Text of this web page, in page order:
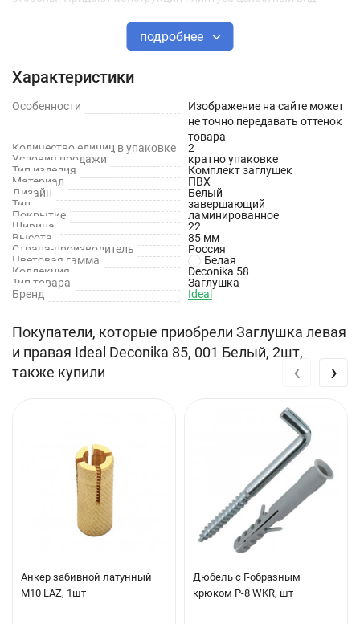
Технические характеристики
Цвет: Белый
подробнее
Характеристики
Особенности
Изображение на сайте может
не точно передавать оттенок
товара
Количество единиц в упаковке
2
Условия продажи
кратно упаковке
Тип изделия
Комплект заглушек
Материал
ПВХ
Дизайн
Белый
Тип
завершающий
Покрытие
ламинированное
Ширина
22
Высота
85 мм
Страна-производитель
Россия
Цветовая гамма
Белая
Коллекция
Deconika 58
Тип товара
Заглушка
Бренд
Ideal
Покупатели, которые приобрели Заглушка левая
и правая Ideal Deconika 85, 001 Белый, 2шт,
также купили
Анкер забивной латунный
М10 LAZ, 1шт
Дюбель с Г-образным
крюком P-8 WKR, шт
‹ ›